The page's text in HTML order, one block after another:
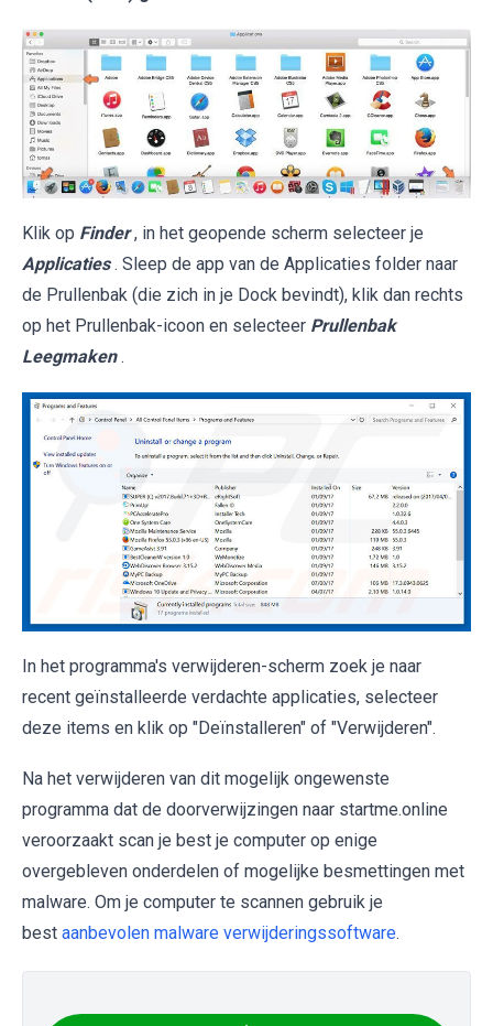
Klik op Finder , in het geopende scherm selecteer je
Applicaties . Sleep de app van de Applicaties folder naar
de Prullenbak (die zich in je Dock bevindt), klik dan rechts
op het Prullenbak-icoon en selecteer Prullenbak
Leegmaken .
In het programma's verwijderen-scherm zoek je naar
recent geïnstalleerde verdachte applicaties, selecteer
deze items en klik op "Deïnstalleren" of "Verwijderen".
Na het verwijderen van dit mogelijk ongewenste
programma dat de doorverwijzingen naar startme.online
veroorzaakt scan je best je computer op enige
overgebleven onderdelen of mogelijke besmettingen met
malware. Om je computer te scannen gebruik je
best aanbevolen malware verwijderingssoftware.